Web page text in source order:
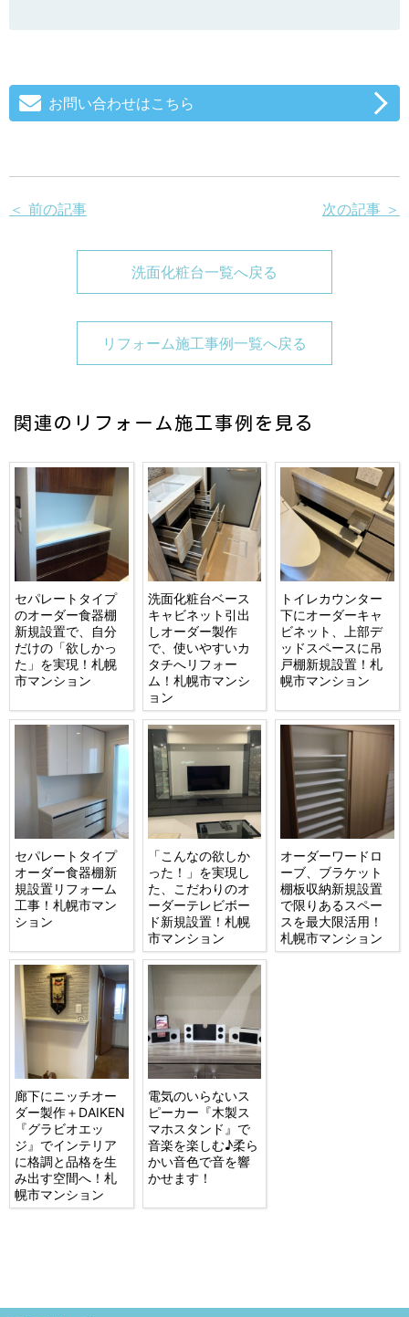
お問い合わせはこちら
＜ 前の記事 次の記事 ＞
洗面化粧台一覧へ戻る
リフォーム施工事例一覧へ戻る
関連のリフォーム施工事例を見る
セパレートタイプ
のオーダー食器棚
新規設置で、自分
だけの「欲しかっ
た」を実現！札幌
市マンション
洗面化粧台ベース
キャビネット引出
しオーダー製作
で、使いやすいカ
タチへリフォー
ム！札幌市マンシ
ョン
トイレカウンター
下にオーダーキャ
ビネット、上部デ
ッドスペースに吊
戸棚新規設置！札
幌市マンション
セパレートタイプ
オーダー食器棚新
規設置リフォーム
工事！札幌市マン
ション
「こんなの欲しか
った！」を実現し
た、こだわりのオ
ーダーテレビボー
ド新規設置！札幌
市マンション
オーダーワードロ
ーブ、ブラケット
棚板収納新規設置
で限りあるスペー
スを最大限活用！
札幌市マンション
廊下にニッチオー
ダー製作＋DAIKEN
『グラビオエッ
ジ』でインテリア
に格調と品格を生
み出す空間へ！札
幌市マンション
電気のいらないス
ピーカー『木製ス
マホスタンド』で
音楽を楽しむ♪柔ら
かい音色で音を響
かせます！